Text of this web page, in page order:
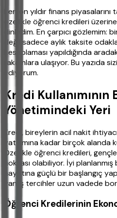
Ben on yıldır finans
özellikle öğrenci kredileri
dinledim. En çarpıcı gözlemim:
değil sadece aylık taksite
hesaplaması yapıldığında
rakamlara ulaşıyor. Bu yazıda
ediyorum.
Kredi
Yönetimindeki Yeri
Kredi, bireylerin acil nakit
yatırımına kadar birçok alanda
Özellikle öğrenci kredileri,
noktası olabiliyor. İyi
hayatına güçlü bir başlangıç
yanlış tercihler uzun vadede
Öğrenci Kredilerinin